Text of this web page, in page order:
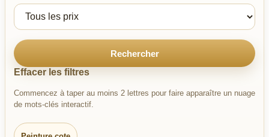
Rechercher
Effacer les filtres
Commencez à taper au moins 2 lettres pour faire apparaître un nuage
de mots-clés interactif.